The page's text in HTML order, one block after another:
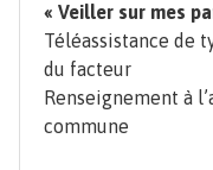
« Veiller sur mes
Téléassistance de
du facteur
Renseignement à
commune